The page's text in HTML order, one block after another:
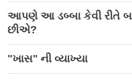
આપણે આ ડબ્બા કેવી રીતે
છીએ?
"ખાસ" ની વ્યાખ્યા